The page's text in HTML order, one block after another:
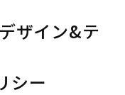
ザイン&テ
シー